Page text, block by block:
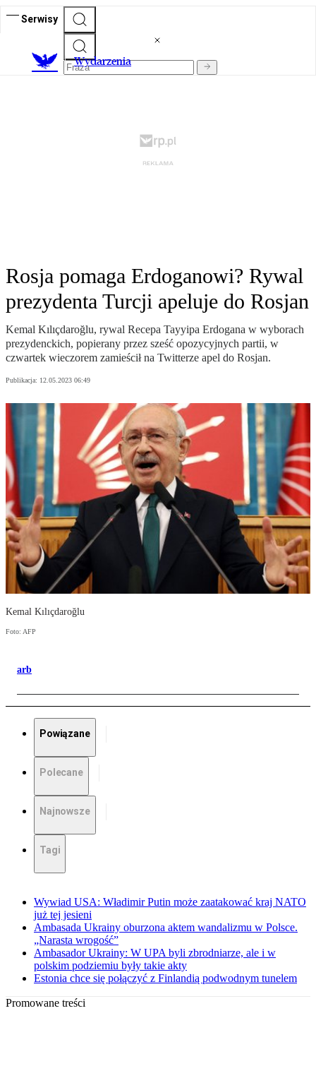
Serwisy
Wydarzenia
Rosja pomaga Erdoganowi? Rywal
prezydenta Turcji apeluje do Rosjan
Kemal Kılıçdaroğlu, rywal Recepa Tayyipa Erdogana w wyborach
prezydenckich, popierany przez sześć opozycyjnych partii, w
czwartek wieczorem zamieścił na Twitterze apel do Rosjan.
Publikacja: 12.05.2023 06:49
Kemal Kılıçdaroğlu
Foto: AFP
arb
Powiązane
Polecane
Najnowsze
Tagi
Wywiad USA: Władimir Putin może zaatakować kraj NATO
już tej jesieni
Ambasada Ukrainy oburzona aktem wandalizmu w Polsce.
„Narasta wrogość”
Ambasador Ukrainy: W UPA byli zbrodniarze, ale i w
polskim podziemiu były takie akty
Estonia chce się połączyć z Finlandią podwodnym tunelem
Promowane treści